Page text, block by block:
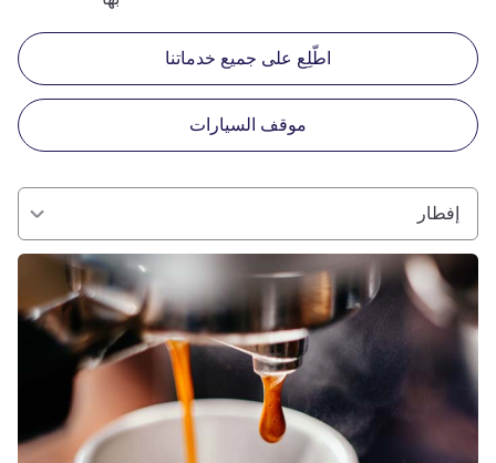
اطّلِع على جميع خدماتنا
موقف السيارات
إفطار
راجع التفاصيل